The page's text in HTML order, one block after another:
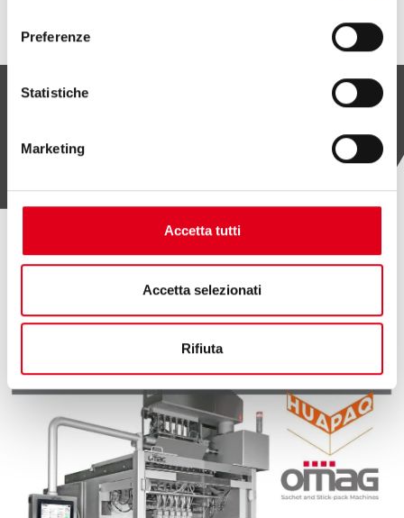
Preferenze
Statistiche
Marketing
Accetta tutti
Accetta selezionati
Rifiuta
ДРУГИЕ СТАТЬИ